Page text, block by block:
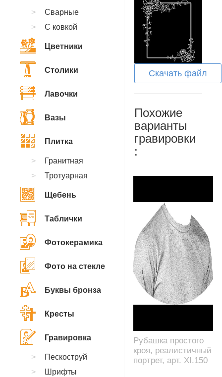
Скачать файл
Похожие
варианты
гравировки
:
Рубашка простого
кроя, реалистичный
портрет, арт. XI.150
Сварные
С ковкой
Цветники
Столики
Лавочки
Вазы
Плитка
Гранитная
Тротуарная
Щебень
Таблички
Фотокерамика
Фото на стекле
Буквы бронза
Кресты
Гравировка
Пескоструй
Шрифты